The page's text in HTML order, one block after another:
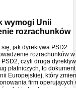
wymogi Unii
rozrachunków
jak dyrektywa PSD2
rozrachunków w
czyli druga
płatniczych, to dokument
Europejskiej, który
firm operujących